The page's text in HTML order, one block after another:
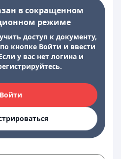
в сокращенном
режиме
доступ к документу,
кнопке Войти и ввести
у вас нет логина и
Войти